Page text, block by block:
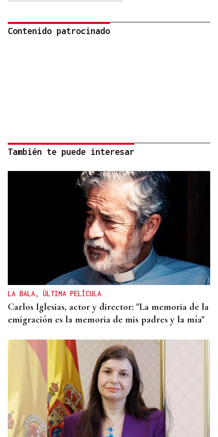
Contenido patrocinado
También te puede interesar
LA BALA, ÚLTIMA PELÍCULA
Carlos Iglesias, actor y director: "La memoria de la
emigración es la memoria de mis padres y la mía"